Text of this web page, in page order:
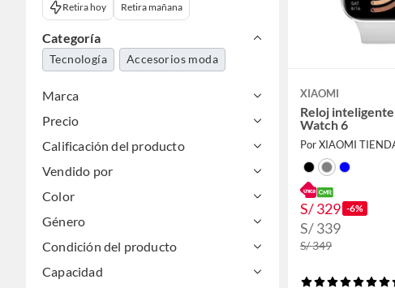
Retira hoy Retira mañana
Categoría
Tecnología Accesorios moda
Marca
Precio
Calificación del producto
Vendido por
Color
Género
Condición del producto
Capacidad
XIAOMI
Reloj
Watch 6
Por XIAOMI
S/ 329 -6%
S/ 339
S/ 349